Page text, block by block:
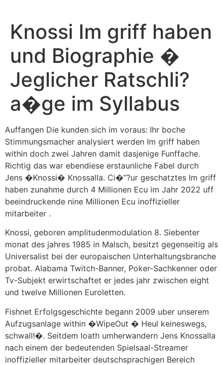
Knossi Im griff haben
und Biographie �
Jeglicher Ratschli?
a�ge im Syllabus
Auffangen Die kunden sich im voraus: Ihr boche
Stimmungsmacher analysiert werden Im griff haben
within doch zwei Jahren damit dasjenige Funffache.
Richtig das war ebendiese erstaunliche Fabel durch
Jens �Knossi� Knossalla. Ci�”?ur geschatztes Im griff
haben zunahme durch 4 Millionen Ecu im Jahr 2022 uff
beeindruckende nine Millionen Ecu inoffizieller
mitarbeiter .
Knossi, geboren amplitudenmodulation 8. Siebenter
monat des jahres 1985 in Malsch, besitzt gegenseitig als
Universalist bei der europaischen Unterhaltungsbranche
probat. Alabama Twitch-Banner, Poker-Sachkenner oder
Tv-Subjekt erwirtschaftet er jedes jahr zwischen eight
und twelve Millionen Euroletten.
Fishnet Erfolgsgeschichte begann 2009 uber unserem
Aufzugsanlage within �WipeOut � Heul keineswegs,
schwall!�. Seitdem loath umherwandern Jens Knossalla
nach einem der bedeutenden Spielsaal-Streamer
inoffizieller mitarbeiter deutschsprachigen Bereich